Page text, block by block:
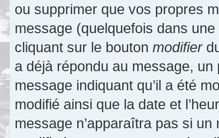
ou supprimer que vos propres
message (quelquefois dans
cliquant sur le bouton modifier
a déjà répondu au message, un
message indiquant qu’il a été
modifié ainsi que la date et
message n’apparaîtra pas si